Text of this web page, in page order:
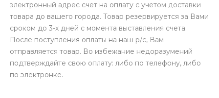
электронный адрес счет на оплату с учетом доставки
товара до вашего города. Товар резервируется за Вами
сроком до 3-х дней с момента выставления счета.
После поступления оплаты на наш р/с, Вам
отправляется товар. Во избежание недоразумений
подтверждайте свою оплату: либо по телефону, либо
по электронке.